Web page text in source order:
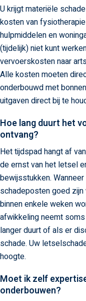
U krijgt materiële
kosten van
hulpmiddelen en
(tijdelijk) niet kunt
vervoerskosten naar
Alle kosten moeten
onderbouwd met
uitgaven direct bij te
Hoe lang duurt het
ontvang?
Het tijdspad hangt af
de ernst van het letsel
bewijsstukken.
schadeposten goed
binnen enkele weken
afwikkeling neemt
langer duurt of als er
schade. Uw
hoogte.
Moet ik zelf
onderbouwen?